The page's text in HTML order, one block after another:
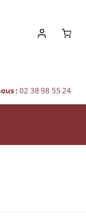
:02 38 98 55 24